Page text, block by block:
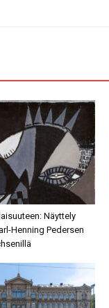
Näyttely
Henning Pedersen